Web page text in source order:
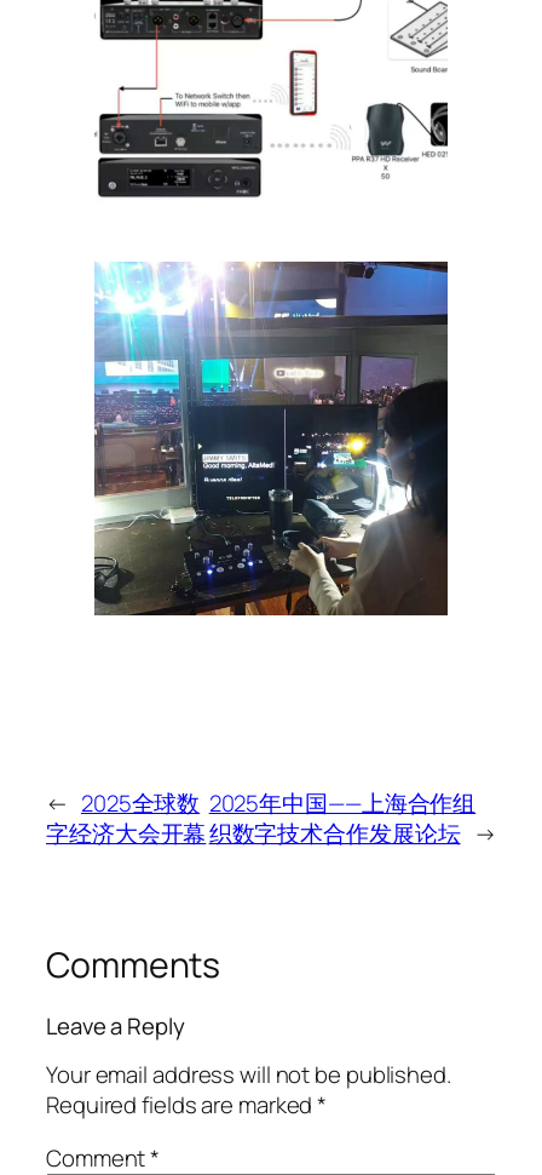
← 2025全球数
字经济大会开幕
2025年中国——上海合作组
织数字技术合作发展论坛 →
Comments
Leave a Reply
Your email address will not be published.
Required fields are marked*
Comment*